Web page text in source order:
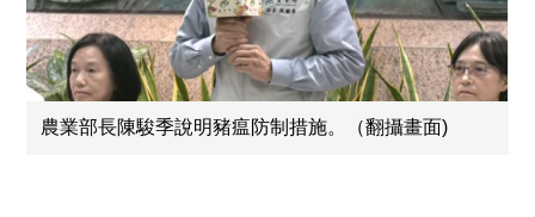
農業部長陳駿季說明豬瘟防制措施。（翻攝畫面)